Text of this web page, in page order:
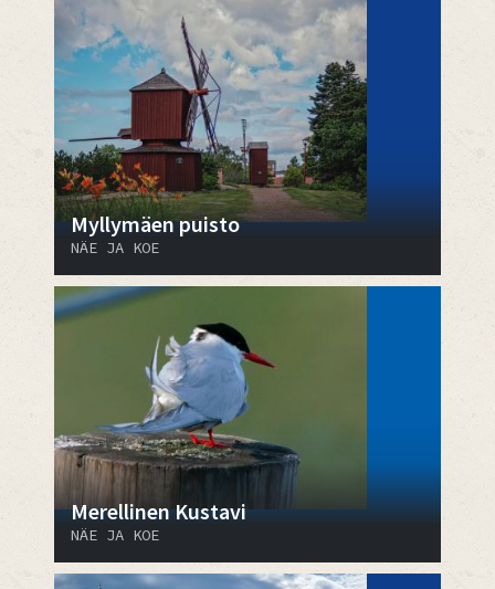
Myllymäen puisto
NÄE JA KOE
Merellinen Kustavi
NÄE JA KOE